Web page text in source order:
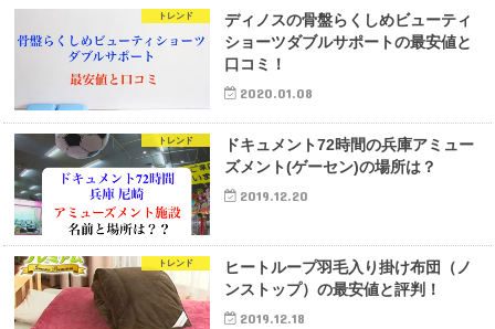
トレンド
ディノスの骨盤らくしめビューティ
ショーツダブルサポートの最安値と
口コミ！
2020.01.08
トレンド
ドキュメント72時間の兵庫アミュー
ズメント(ゲーセン)の場所は？
2019.12.20
トレンド
ヒートループ羽毛入り掛け布団（ノ
ンストップ）の最安値と評判！
2019.12.18